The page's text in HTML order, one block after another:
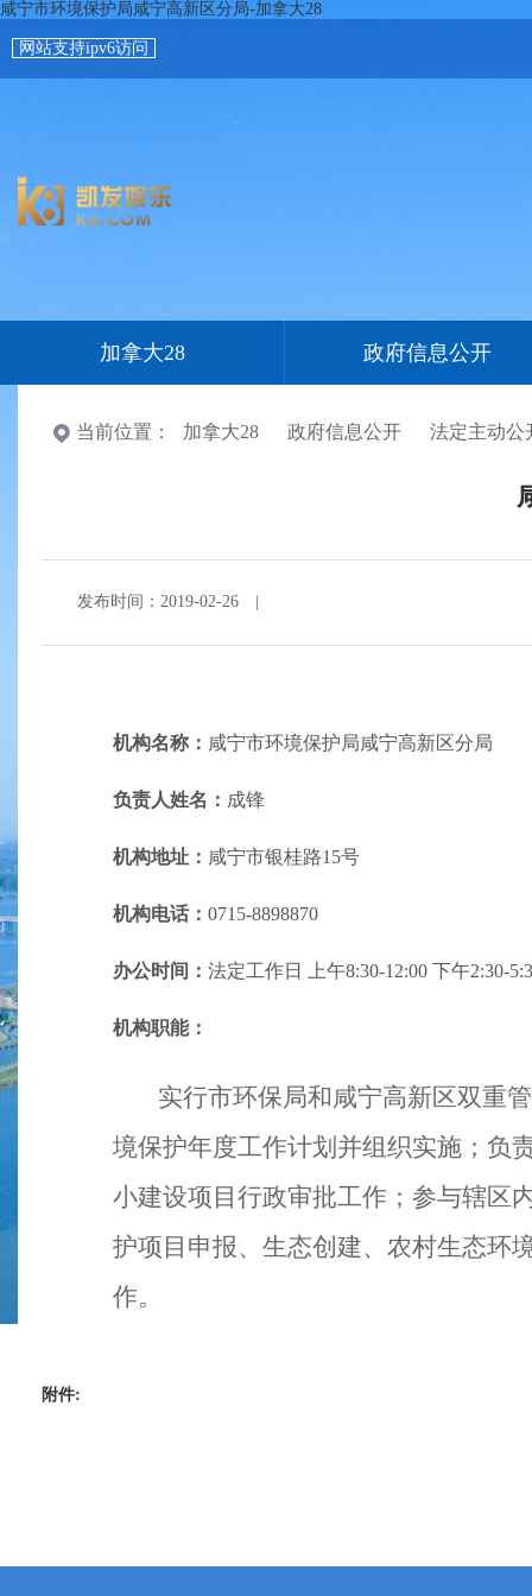
咸宁市环境保护局咸宁高新区分局-加拿大28
网站支持ipv6访问
加拿大28 政府信息公开
当前位置： 加拿大28 政府信息公开 法定主动公
发布时间：2019-02-26
机构名称： 咸宁市环境保护局咸宁高新区分局
负责人姓名： 成锋
机构地址： 咸宁市银桂路15号
机构电话： 0715-8898870
办公时间： 法定工作日 上午8:30-12:00 下午2:30-
机构职能：
实行市环保局和咸宁高新区双重
境保护年度工作计划并组织实施；负
小建设项目行政审批工作；参与辖区
护项目申报、生态创建、农村生态环
作。
附件: